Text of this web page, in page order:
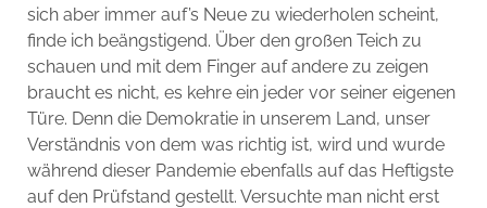
sich aber immer auf’s Neue zu wiederholen scheint,
finde ich beängstigend. Über den großen Teich zu
schauen und mit dem Finger auf andere zu zeigen
braucht es nicht, es kehre ein jeder vor seiner eigenen
Türe. Denn die Demokratie in unserem Land, unser
Verständnis von dem was richtig ist, wird und wurde
während dieser Pandemie ebenfalls auf das Heftigste
auf den Prüfstand gestellt. Versuchte man nicht erst